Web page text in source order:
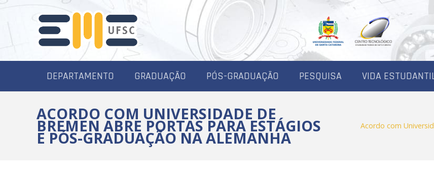
DEPARTAMENTO GRADUAÇÃO PÓS-GRADUAÇÃO PESQUISA VIDA
ACORDO COM UNIVERSIDADE DE
BREMEN ABRE PORTAS PARA ESTÁGIOS
E PÓS-GRADUAÇÃO NA ALEMANHA
Acordo com